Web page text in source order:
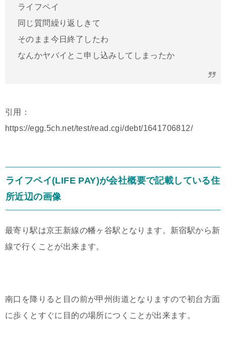
ライフペイ
同じ質問繰り返しきて
そのまま今日終了したわ
なんかヤバイとこ申し込みしてしまったか
引用：
https://egg.5ch.net/test/read.cgi/debt/1641706812/
ライフペイ(LIFE PAY)が会社概要で記載している住
所近辺の画像
最寄り駅は京王新線の幡ヶ谷駅となります。新宿駅から新
線で行くことが出来ます。
南口を降りると目の前が甲州街道となりますので初台方面
に歩くとすぐに目的の場所につくことが出来ます。